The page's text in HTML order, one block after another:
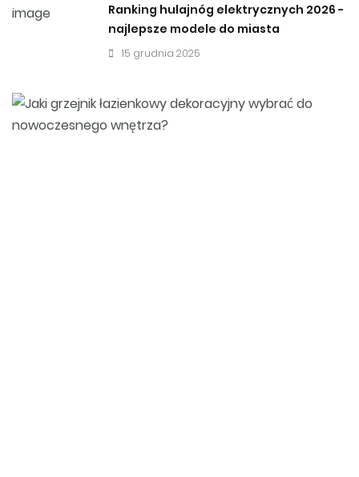
Ranking hulajnóg elektrycznych 2026 -
najlepsze modele do miasta
15 grudnia 2025